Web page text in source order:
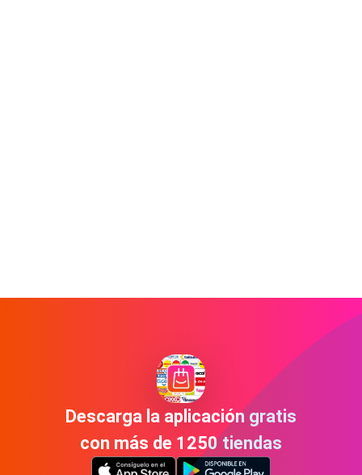
Descarga la aplicación gratis
con más de 1250 tiendas